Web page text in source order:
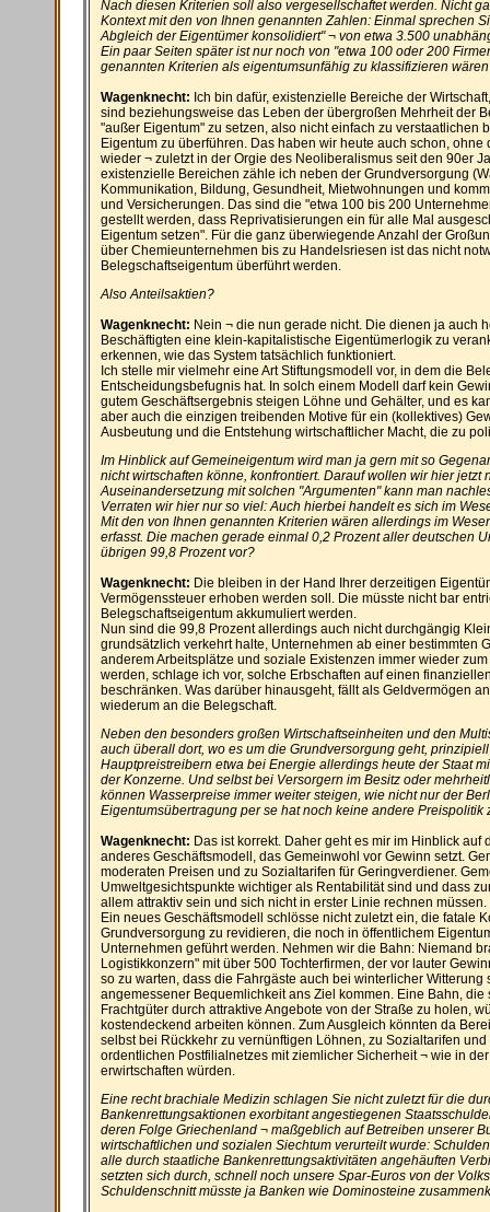
Nach diesen Kriterien soll also vergesellschaftet werden. Nicht
Kontext mit den von Ihnen genannten Zahlen: Einmal sprechen
Abgleich der Eigentümer konsolidiert" ¬ von etwa 3.500
Ein paar Seiten später ist nur noch von "etwa 100 oder 200
genannten Kriterien als eigentumsunfähig zu klassifizieren
Wagenknecht: Ich bin dafür, existenzielle Bereiche der
sind beziehungsweise das Leben der übergroßen Mehrheit der
"außer Eigentum" zu setzen, also nicht einfach zu verstaatlichen
Eigentum zu überführen. Das haben wir heute auch schon,
wieder ¬ zuletzt in der Orgie des Neoliberalismus seit den 90er
existenzielle Bereichen zähle ich neben der Grundversorgung
Kommunikation, Bildung, Gesundheit, Mietwohnungen und
und Versicherungen. Das sind die "etwa 100 bis 200
gestellt werden, dass Reprivatisierungen ein für alle Mal
Eigentum setzen". Für die ganz überwiegende Anzahl der
über Chemieunternehmen bis zu Handelsriesen ist das nicht
Belegschaftseigentum überführt werden.
Also Anteilsaktien?
Wagenknecht: Nein ¬ die nun gerade nicht. Die dienen ja auch
Beschäftigten eine klein-kapitalistische Eigentümerlogik zu
erkennen, wie das System tatsächlich funktioniert.
Ich stelle mir vielmehr eine Art Stiftungsmodell vor, in dem die
Entscheidungsbefugnis hat. In solch einem Modell darf kein
gutem Geschäftsergebnis steigen Löhne und Gehälter, und es
aber auch die einzigen treibenden Motive für ein (kollektives)
Ausbeutung und die Entstehung wirtschaftlicher Macht, die zu
Im Hinblick auf Gemeineigentum wird man ja gern mit so
nicht wirtschaften könne, konfrontiert. Darauf wollen wir hier jetzt
Auseinandersetzung mit solchen "Argumenten" kann man
Verraten wir hier nur so viel: Auch hierbei handelt es sich im
Mit den von Ihnen genannten Kriterien wären allerdings im
erfasst. Die machen gerade einmal 0,2 Prozent aller deutschen
übrigen 99,8 Prozent vor?
Wagenknecht: Die bleiben in der Hand Ihrer derzeitigen
Vermögenssteuer erhoben werden soll. Die müsste nicht bar
Belegschaftseigentum akkumuliert werden.
Nun sind die 99,8 Prozent allerdings auch nicht durchgängig
grundsätzlich verkehrt halte, Unternehmen ab einer bestimmten
anderem Arbeitsplätze und soziale Existenzen immer wieder
werden, schlage ich vor, solche Erbschaften auf einen
beschränken. Was darüber hinausgeht, fällt als Geldvermögen
wiederum an die Belegschaft.
Neben den besonders großen Wirtschaftseinheiten und den
auch überall dort, wo es um die Grundversorgung geht,
Hauptpreistreibern etwa bei Energie allerdings heute der Staat
der Konzerne. Und selbst bei Versorgern im Besitz oder
können Wasserpreise immer weiter steigen, wie nicht nur der
Eigentumsübertragung per se hat noch keine andere Preispolitik
Wagenknecht: Das ist korrekt. Daher geht es mir im Hinblick
anderes Geschäftsmodell, das Gemeinwohl vor Gewinn setzt.
moderaten Preisen und zu Sozialtarifen für Geringverdiener.
Umweltgesichtspunkte wichtiger als Rentabilität sind und dass
allem attraktiv sein und sich nicht in erster Linie rechnen müssen.
Ein neues Geschäftsmodell schlösse nicht zuletzt ein, die fatale
Grundversorgung zu revidieren, die noch in öffentlichem
Unternehmen geführt werden. Nehmen wir die Bahn: Niemand
Logistikkonzern" mit über 500 Tochterfirmen, der vor lauter
so zu warten, dass die Fahrgäste auch bei winterlicher
angemessener Bequemlichkeit ans Ziel kommen. Eine Bahn,
Frachtgüter durch attraktive Angebote von der Straße zu holen,
kostendeckend arbeiten können. Zum Ausgleich könnten da
selbst bei Rückkehr zu vernünftigen Löhnen, zu Sozialtarifen
ordentlichen Postfilialnetzes mit ziemlicher Sicherheit ¬ wie in
erwirtschaften würden.
Eine recht brachiale Medizin schlagen Sie nicht zuletzt für die
Bankenrettungsaktionen exorbitant angestiegenen
deren Folge Griechenland ¬ maßgeblich auf Betreiben unserer
wirtschaftlichen und sozialen Siechtum verurteilt wurde:
alle durch staatliche Bankenrettungsaktivitäten angehäuften
setzten sich durch, schnell noch unsere Spar-Euros von der
Schuldenschnitt müsste ja Banken wie Dominosteine